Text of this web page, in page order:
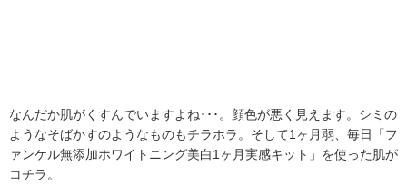
なんだか肌がくすんでいますよね･･･。顔色が悪く見えます。シミの
ようなそばかすのようなものもチラホラ。そして1ヶ月弱、毎日「フ
ァンケル無添加ホワイトニング美白1ヶ月実感キット」を使った肌が
コチラ。